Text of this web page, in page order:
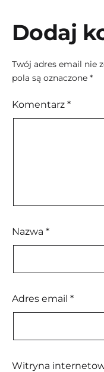
Dodaj
Twój adres email nie
pola są oznaczone *
Komentarz *
Nazwa *
Adres email *
Witryna